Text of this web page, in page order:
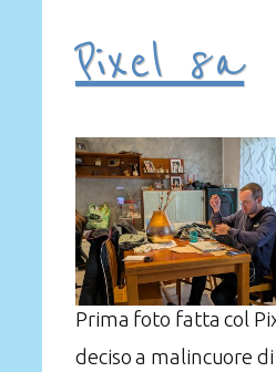
Pixel 8a
Prima foto fatta col
deciso a malincuore